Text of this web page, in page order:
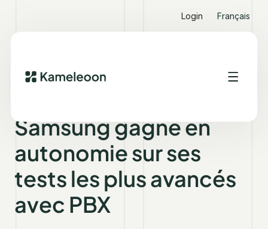
Login Français
VOIR D'AUTRES SUCCESS STORIES
Samsung gagne en
autonomie sur ses
tests les plus avancés
avec PBX